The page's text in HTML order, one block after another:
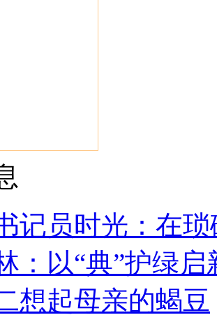
记员时光：在
：以“典”护绿
想起母亲的蝎豆